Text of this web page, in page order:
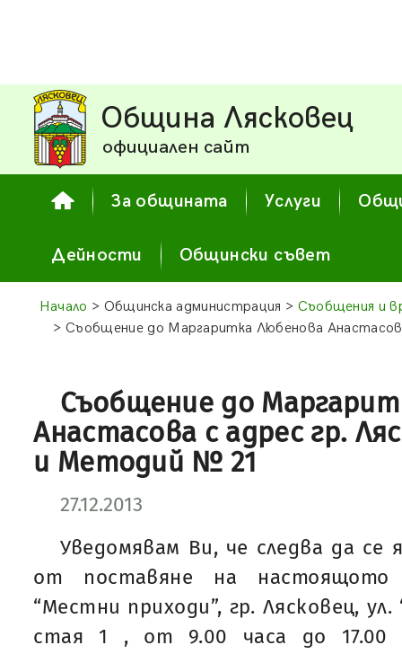
Община Лясковец
официален сайт
За общината Услуги
Дейности Общински съвет
Начало > Общинска администрация > Съобщения и
> Съобщение до Маргаритка Любенова
Съобщение до
Анастасова с адрес гр.
и Методий № 21
27.12.2013
Уведомявам Ви, че следва да се
от поставяне на
“Местни приходи”, гр. Лясковец,
стая 1 , от 9.00 часа до 17.00